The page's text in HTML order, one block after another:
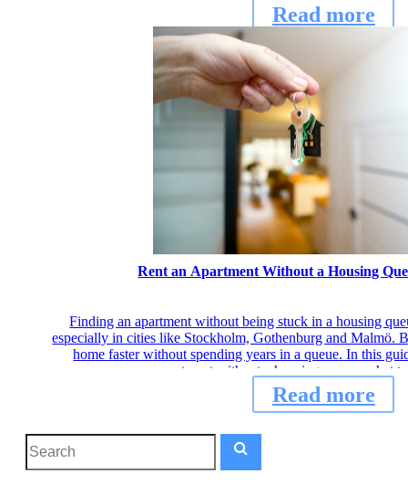
Read more
Rent an Apartment Without a Housing
Finding an apartment without being stuck in a housing
especially in cities like Stockholm, Gothenburg and Malmö.
home faster without spending years in a queue. In this
apartment without a housing queue, what
Read more